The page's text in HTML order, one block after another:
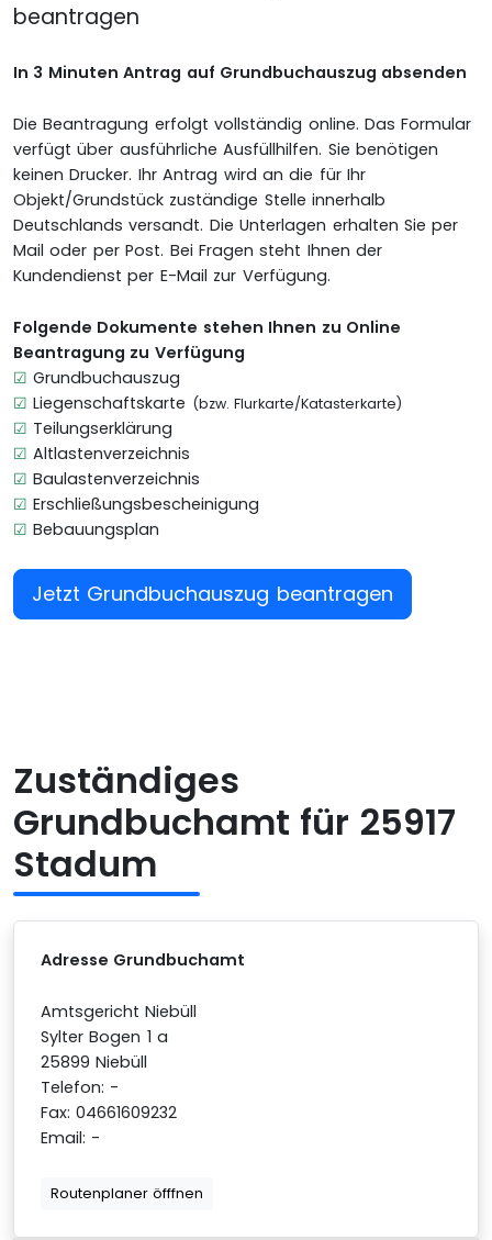
beantragen
In 3 Minuten Antrag auf Grundbuchauszug absenden
Die Beantragung erfolgt vollständig online. Das Formular
verfügt über ausführliche Ausfüllhilfen. Sie benötigen
keinen Drucker. Ihr Antrag wird an die für Ihr
Objekt/Grundstück zuständige Stelle innerhalb
Deutschlands versandt. Die Unterlagen erhalten Sie per
Mail oder per Post. Bei Fragen steht Ihnen der
Kundendienst per E-Mail zur Verfügung.
Folgende Dokumente stehen Ihnen zu Online
Beantragung zu Verfügung
☑Grundbuchauszug
☑Liegenschaftskarte (bzw. Flurkarte/Katasterkarte)
☑ Teilungserklärung
☑Altlastenverzeichnis
☑Baulastenverzeichnis
☑Erschließungsbescheinigung
☑Bebauungsplan
Jetzt Grundbuchauszug beantragen
Zuständiges
Grundbuchamt für 25917
Stadum
Adresse Grundbuchamt
Amtsgericht Niebüll
Sylter Bogen 1 a
25899 Niebüll
Telefon: -
Fax: 04661609232
Email: -
Routenplaner öfffnen